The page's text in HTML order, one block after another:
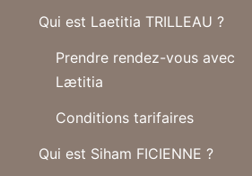
Qui est Laetitia TRILLEAU ?
Prendre rendez-vous avec
Lætitia
Conditions tarifaires
Qui est Siham FICIENNE ?